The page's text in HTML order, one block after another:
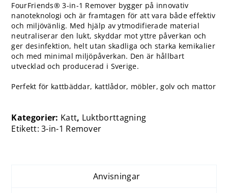
FourFriends® 3-in-1 Remover bygger på innovativ
nanoteknologi och är framtagen för att vara både effektiv
och miljövänlig. Med hjälp av ytmodifierade material
neutraliserar den lukt, skyddar mot yttre påverkan och
ger desinfektion, helt utan skadliga och starka kemikalier
och med minimal miljöpåverkan. Den är hållbart
utvecklad och producerad i Sverige.
Perfekt för kattbäddar, kattlådor, möbler, golv och mattor
Kategorier: Katt, Luktborttagning
Etikett:3-in-1 Remover
Anvisningar